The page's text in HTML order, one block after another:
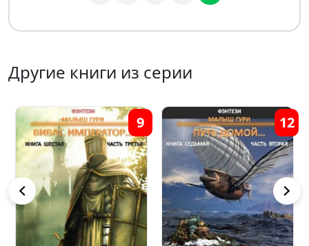
Другие книги из серии